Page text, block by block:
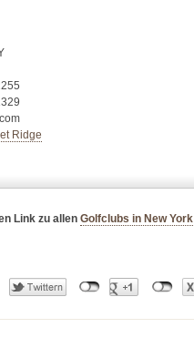
Ridge
Link zu allen Golfclubs in New York